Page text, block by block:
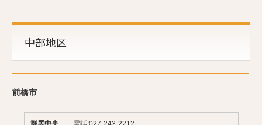
中部地区
前橋市